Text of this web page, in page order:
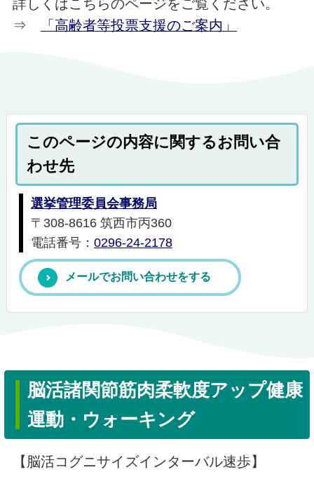
詳しくはこちらのページをご覧ください。
⇒
「高齢者等投票支援のご案内」
このページの内容に関するお問い合
わせ先
選挙管理委員会事務局
〒308-8616 筑西市丙360
電話番号： 0296-24-2178
メールでお問い合わせをする
脳活諸関節筋肉柔軟度アップ健康
運動・ウォーキング
【脳活コグニサイズインターバル速歩】